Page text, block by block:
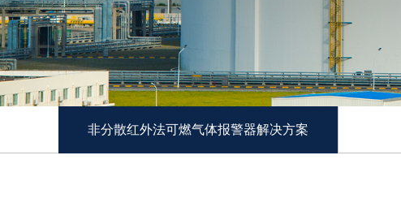
非分散红外法可燃气体报警器解决方案